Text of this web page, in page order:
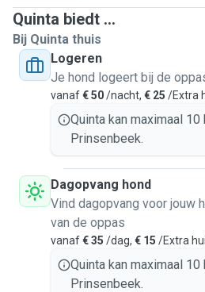
Quinta biedt ...
Bij Quinta thuis
Logeren
Je hond logeert bij de
vanaf€ 50/nacht, € 25 /Extra
Quinta kan maximaal 10
Prinsenbeek.
Dagopvang hond
Vind dagopvang voor jouw
van de oppas
vanaf€ 35 /dag, € 15 /Extra
Quinta kan maximaal 10
Prinsenbeek.